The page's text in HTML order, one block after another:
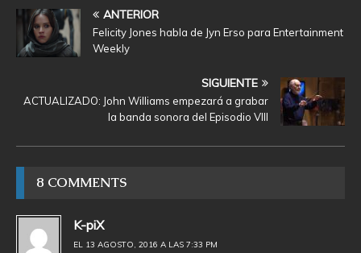
ANTERIOR
Felicity Jones habla de Jyn Erso para Entertainment
Weekly
SIGUIENTE
ACTUALIZADO: John Williams empezará a grabar
la banda sonora del Episodio VIII
8 COMMENTS
K-piX
EL 13 AGOSTO, 2016 A LAS 7:33 PM